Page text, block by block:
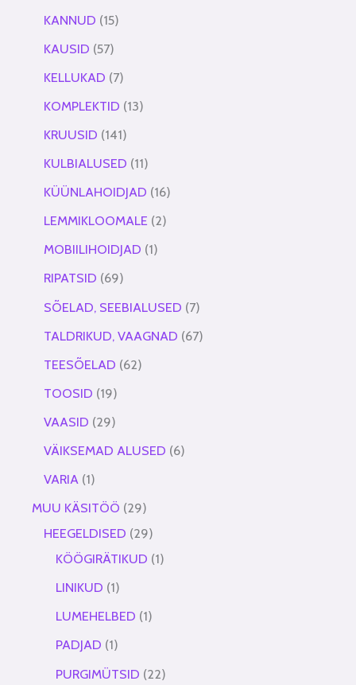
KANNUD 15
KAUSID 57
KELLUKAD 7
KOMPLEKTID 13
KRUUSID 141
KULBIALUSED 11
KÜÜNLAHOIDJAD 16
LEMMIKLOOMALE 2
MOBIILIHOIDJAD 1
RIPATSID 69
SÕELAD, SEEBIALUSED 7
TALDRIKUD, VAAGNAD 67
TEESÕELAD 62
TOOSID 19
VAASID 29
VÄIKSEMAD ALUSED 6
VARIA 1
MUU KÄSITÖÖ 29
HEEGELDISED 29
KÖÖGIRÄTIKUD 1
LINIKUD 1
LUMEHELBED 1
PADJAD 1
PURGIMÜTSID 22